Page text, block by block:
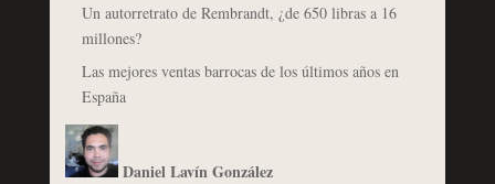
Un autorretrato de Rembrandt, ¿de 650 libras a 16
millones?
Las mejores ventas barrocas de los últimos años en
España
Daniel Lavín González